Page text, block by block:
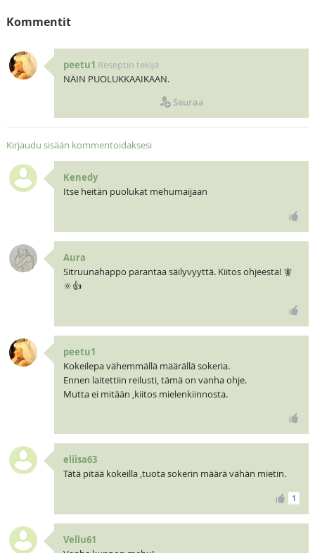
Kommentit
peetu1 Reseptin tekijä
NÄIN PUOLUKKAAIKAAN.
Seuraa
Kirjaudu sisään kommentoidaksesi
Kenedy
Itse heitän puolukat mehumaijaan
Aura
Sitruunahappo parantaa säilyvyyttä. Kiitos ohjeesta! 🧚
🔆👍
peetu1
Kokeilepa vähemmällä määrällä sokeria.
Ennen laitettiin reilusti, tämä on vanha ohje.
Mutta ei mitään ,kiitos mielenkiinnosta.
eliisa63
Tätä pitää kokeilla ,tuota sokerin määrä vähän mietin.
1
Vellu61